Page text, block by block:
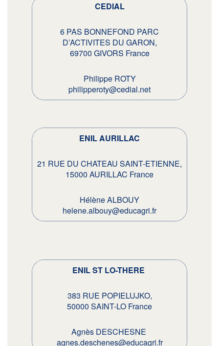
CEDIAL
6 PAS BONNEFOND PARC
D’ACTIVITES DU GARON,
69700 GIVORS France
Philippe ROTY
philipperoty@cedial.net
ENIL AURILLAC
21 RUE DU CHATEAU SAINT-ETIENNE,
15000 AURILLAC France
Hélène ALBOUY
helene.albouy@educagri.fr
ENIL ST LO-THERE
383 RUE POPIELUJKO,
50000 SAINT-LO France
Agnès DESCHESNE
agnes.deschenes@educagri.fr